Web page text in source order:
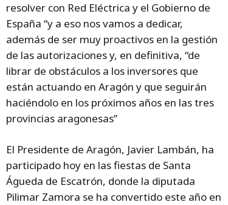
resolver con Red Eléctrica y el Gobierno de
España “y a eso nos vamos a dedicar,
además de ser muy proactivos en la gestión
de las autorizaciones y, en definitiva, “de
librar de obstáculos a los inversores que
están actuando en Aragón y que seguirán
haciéndolo en los próximos años en las tres
provincias aragonesas”
El Presidente de Aragón, Javier Lambán, ha
participado hoy en las fiestas de Santa
Águeda de Escatrón, donde la diputada
Pilimar Zamora se ha convertido este año en